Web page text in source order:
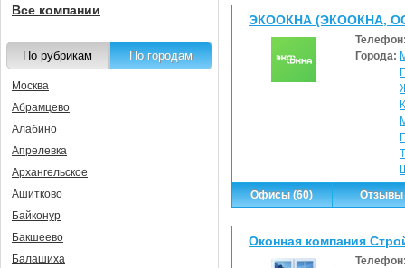
ЭКООКНА (ЭКООКНА,
Города:
Офисы (60)
Отзывы
Оконная компания
Все компании
По рубрикам По городам
Москва
Абрамцево
Алабино
Апрелевка
Архангельское
Ашитково
Байконур
Бакшеево
Балашиха